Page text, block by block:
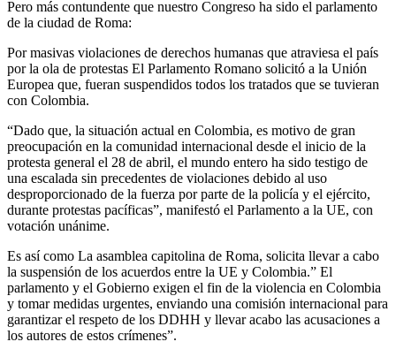
Pero más contundente que nuestro Congreso ha sido el parlamento
de la ciudad de Roma:
Por masivas violaciones de derechos humanas que atraviesa el país
por la ola de protestas El Parlamento Romano solicitó a la Unión
Europea que, fueran suspendidos todos los tratados que se tuvieran
con Colombia.
“Dado que, la situación actual en Colombia, es motivo de gran
preocupación en la comunidad internacional desde el inicio de la
protesta general el 28 de abril, el mundo entero ha sido testigo de
una escalada sin precedentes de violaciones debido al uso
desproporcionado de la fuerza por parte de la policía y el ejército,
durante protestas pacíficas”, manifestó el Parlamento a la UE, con
votación unánime.
Es así como La asamblea capitolina de Roma, solicita llevar a cabo
la suspensión de los acuerdos entre la UE y Colombia.” El
parlamento y el Gobierno exigen el fin de la violencia en Colombia
y tomar medidas urgentes, enviando una comisión internacional para
garantizar el respeto de los DDHH y llevar acabo las acusaciones a
los autores de estos crímenes”.